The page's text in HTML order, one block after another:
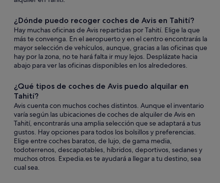
¿Dónde puedo recoger coches de Avis en Tahití?
Hay muchas oficinas de Avis repartidas por Tahití. Elige la que
más te convenga. En el aeropuerto y en el centro encontrarás la
mayor selección de vehículos, aunque, gracias a las oficinas que
hay por la zona, no te hará falta ir muy lejos. Desplázate hacia
abajo para ver las oficinas disponibles en los alrededores.
¿Qué tipos de coches de Avis puedo alquilar en
Tahití?
Avis cuenta con muchos coches distintos. Aunque el inventario
varía según las ubicaciones de coches de alquiler de Avis en
Tahití, encontrarás una amplia selección que se adaptará a tus
gustos. Hay opciones para todos los bolsillos y preferencias.
Elige entre coches baratos, de lujo, de gama media,
todoterrenos, descapotables, híbridos, deportivos, sedanes y
muchos otros. Expedia.es te ayudará a llegar a tu destino, sea
cual sea.